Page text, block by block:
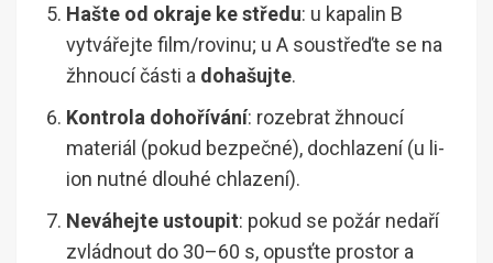
Hašte od okraje ke středu: u kapalin B
vytvářejte film/rovinu; u A soustřeďte se na
žhnoucí části a dohašujte.
Kontrola dohořívání: rozebrat žhnoucí
materiál (pokud bezpečné), dochlazení (u li-
ion nutné dlouhé chlazení).
Neváhejte ustoupit: pokud se požár nedaří
zvládnout do 30–60 s, opusťte prostor a